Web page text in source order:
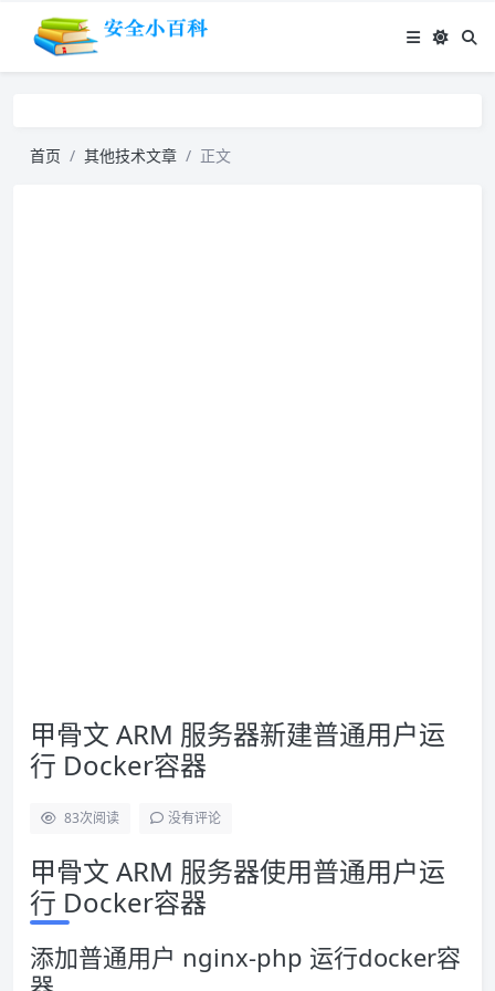
首页 其他技术文章 正文
甲骨文 ARM 服务器新建普通用户运
行 Docker容器
83次阅读 没有评论
甲骨文 ARM 服务器使用普通用户运
行 Docker容器
添加普通用户 nginx-php 运行docker容